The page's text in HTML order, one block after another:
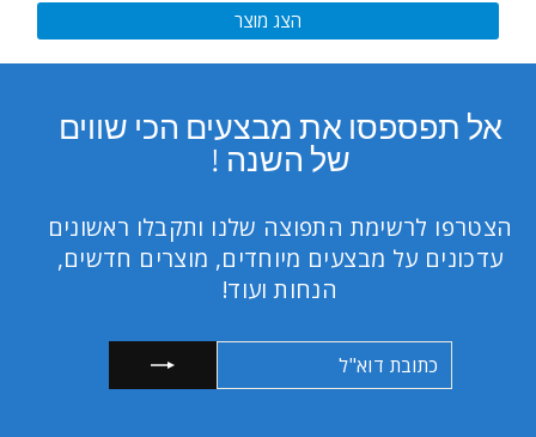
of
5
הצג מוצר
אל תפספסו את מבצעים הכי שווים
של השנה !
הצטרפו לרשימת התפוצה שלנו ותקבלו ראשונים
עדכונים על מבצעים מיוחדים, מוצרים חדשים,
הנחות ועוד!